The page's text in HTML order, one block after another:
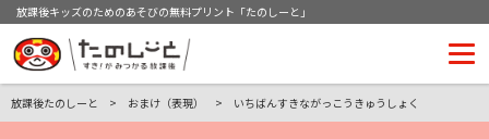
放課後キッズのためのあそびの無料プリント「たのしーと」
放課後たのしーと おまけ（表現） いちばんすきながっこうきゅうしょく